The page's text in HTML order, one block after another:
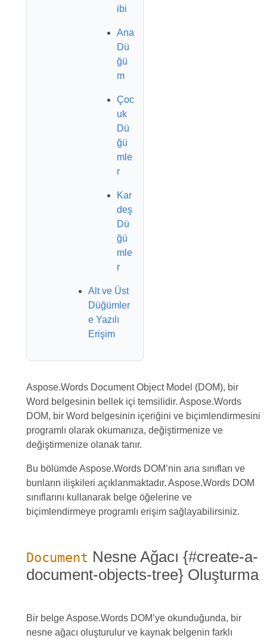
ibi
Ana
Dü
ğü
m
Çoc
uk
Dü
ğü
mle
r
Kar
deş
Dü
ğü
mle
r
Alt ve Üst
Düğümler
e Yazılı
Erişim
Aspose.Words Document Object Model (DOM), bir
Word belgesinin bellek içi temsilidir. Aspose.Words
DOM, bir Word belgesinin içeriğini ve biçimlendirmesini
programlı olarak okumanıza, değiştirmenize ve
değiştirmenize olanak tanır.
Bu bölümde Aspose.Words DOM’nin ana sınıfları ve
bunların ilişkileri açıklanmaktadır. Aspose.Words DOM
sınıflarını kullanarak belge öğelerine ve
biçimlendirmeye programlı erişim sağlayabilirsiniz.
Document Nesne Ağacı {#create-a-
document-objects-tree} Oluşturma
Bir belge Aspose.Words DOM’ye okunduğunda, bir
nesne ağacı oluşturulur ve kaynak belgenin farklı